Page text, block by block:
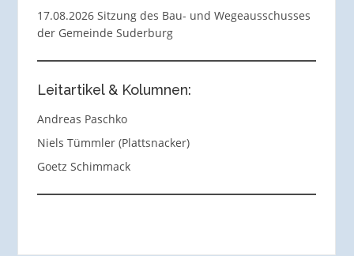
17.08.2026 Sitzung des Bau- und Wegeausschusses
der Gemeinde Suderburg
Leitartikel & Kolumnen:
Andreas Paschko
Niels Tümmler (Plattsnacker)
Goetz Schimmack